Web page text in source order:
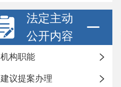
法定主动
公开内容
机构职能
建议提案办理